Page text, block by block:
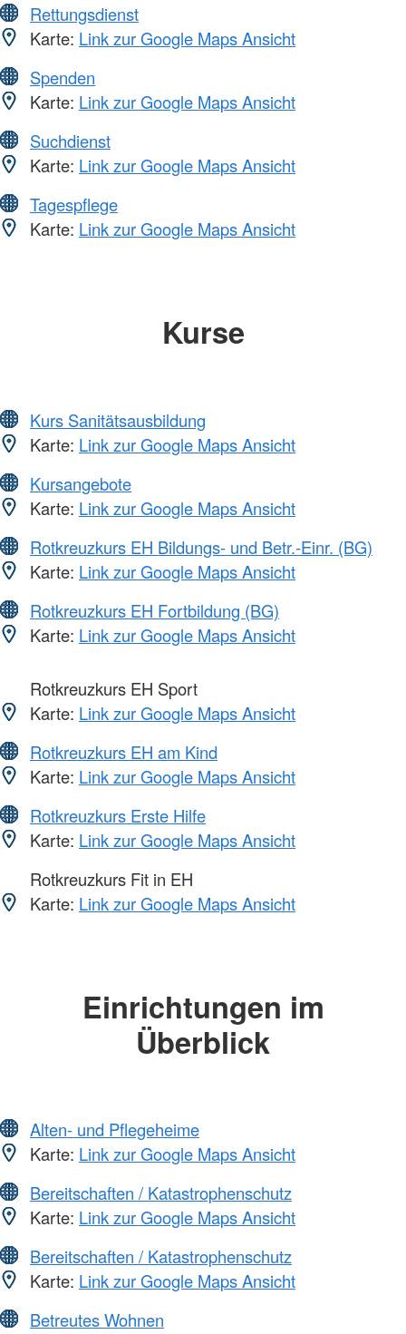
Rettungsdienst
Karte: Link zur Google Maps Ansicht
Spenden
Karte: Link zur Google Maps Ansicht
Suchdienst
Karte: Link zur Google Maps Ansicht
Tagespflege
Karte: Link zur Google Maps Ansicht
Kurse
Kurs Sanitätsausbildung
Karte: Link zur Google Maps Ansicht
Kursangebote
Karte: Link zur Google Maps Ansicht
Rotkreuzkurs EH Bildungs- und Betr.-Einr. (BG)
Karte: Link zur Google Maps Ansicht
Rotkreuzkurs EH Fortbildung (BG)
Karte: Link zur Google Maps Ansicht
Rotkreuzkurs EH Sport
Karte: Link zur Google Maps Ansicht
Rotkreuzkurs EH am Kind
Karte: Link zur Google Maps Ansicht
Rotkreuzkurs Erste Hilfe
Karte: Link zur Google Maps Ansicht
Rotkreuzkurs Fit in EH
Karte: Link zur Google Maps Ansicht
Einrichtungen im
Überblick
Alten- und Pflegeheime
Karte: Link zur Google Maps Ansicht
Bereitschaften / Katastrophenschutz
Karte: Link zur Google Maps Ansicht
Bereitschaften / Katastrophenschutz
Karte: Link zur Google Maps Ansicht
Betreutes Wohnen